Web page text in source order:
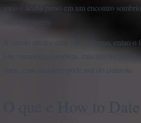
sono e acaba preso em um encontro
finais possiveis.
A versao atual e uma Part 1 Demo, entao o
rota romantica completa, mas sim na
como esse encontro pode sair do controle.
O que e How to